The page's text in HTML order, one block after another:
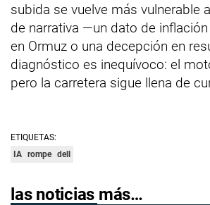
subida se vuelve más vulnerable
de narrativa —un dato de
en Ormuz o una decepción en
diagnóstico es inequívoco: el
pero la carretera sigue llena de
ETIQUETAS:
IA rompe dell
las noticias más…